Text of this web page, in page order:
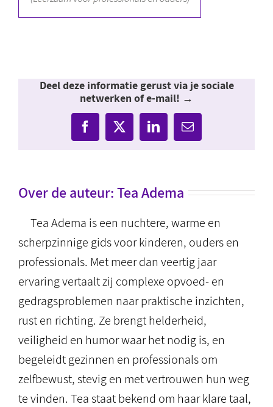
Deel deze informatie gerust via je sociale
netwerken of e-mail! →
Facebook
X LinkedIn
E-
mail
Over de auteur:Tea Adema
Tea Adema is een nuchtere, warme en
scherpzinnige gids voor kinderen, ouders en
professionals. Met meer dan veertig jaar
ervaring vertaalt zij complexe opvoed- en
gedragsproblemen naar praktische inzichten,
rust en richting. Ze brengt helderheid,
veiligheid en humor waar het nodig is, en
begeleidt gezinnen en professionals om
zelfbewust, stevig en met vertrouwen hun weg
te vinden. Tea staat bekend om haar klare taal,